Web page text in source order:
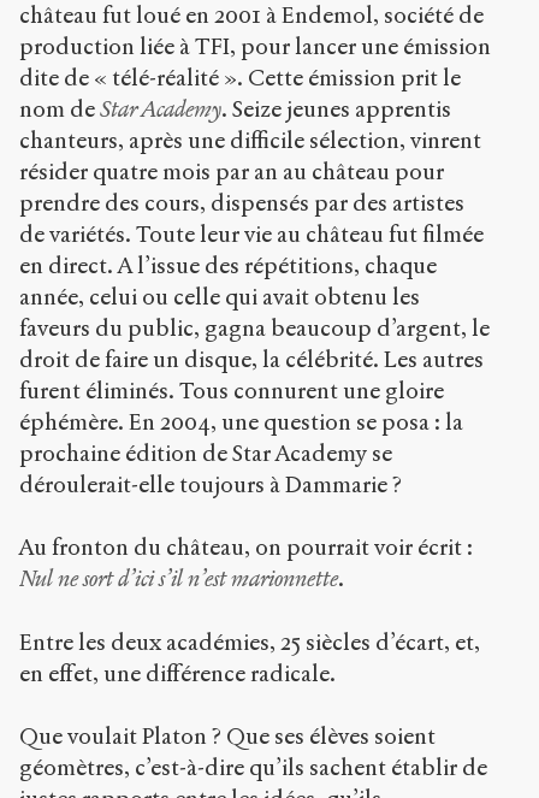
Accéder
à la
version
PDF
château fut loué en 2001 à Endemol, société de
production liée à TFI, pour lancer une émission
dite de « télé-réalité ». Cette émission prit le
nom deStarAcademy. Seize jeunes apprentis
chanteurs, après une difficile sélection, vinrent
résider quatre mois par an au château pour
prendre des cours, dispensés par des artistes
de variétés. Toute leur vie au château fut filmée
en direct. A l’issue des répétitions, chaque
année, celui ou celle qui avait obtenu les
faveurs du public, gagna beaucoup d’argent, le
droit de faire un disque, la célébrité. Les autres
furent éliminés. Tous connurent une gloire
éphémère. En 2004, une question se posa : la
prochaine édition de Star Academy se
déroulerait-elle toujours à Dammarie ?
Au fronton du château, on pourrait voir écrit :
Nul ne sort d’ici s’il n’est marionnette.
Entre les deux académies, 25 siècles d’écart, et,
en effet, une différence radicale.
Que voulait Platon ? Que ses élèves soient
géomètres, c’est-à-dire qu’ils sachent établir de